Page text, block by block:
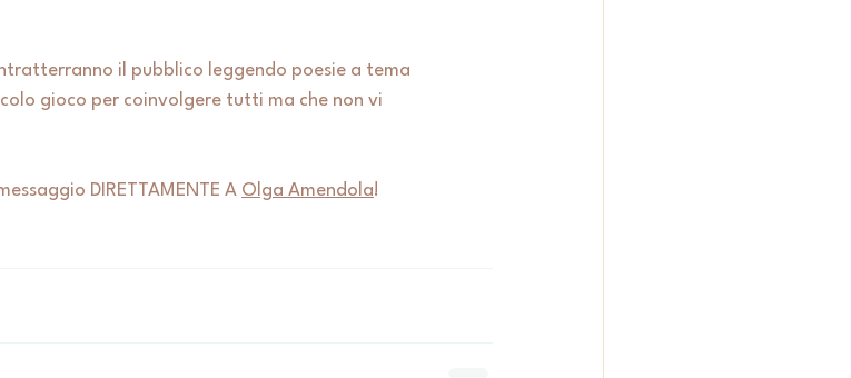
il pubblico leggendo poesie a tema
gioco per coinvolgere tutti ma che non vi
DIRETTAMENTE A Olga Amendola!